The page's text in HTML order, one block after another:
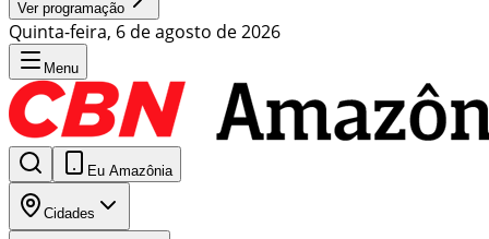
Ver programação
Quinta-feira, 6 de agosto de 2026
Menu
Eu Amazônia
Cidades